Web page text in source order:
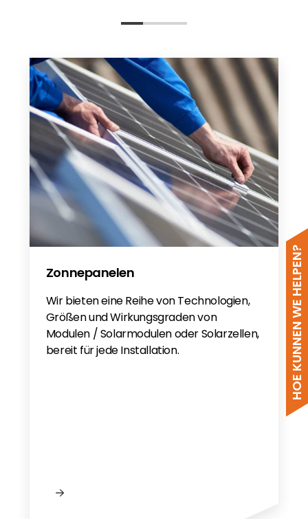
HOE KUNNEN WE HELPEN?
Zonnepanelen
Wir bieten eine Reihe von Technologien,
Größen und Wirkungsgraden von
Modulen / Solarmodulen oder Solarzellen,
bereit für jede Installation.